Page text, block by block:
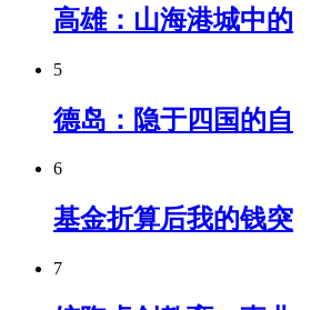
高雄：山海港城中的
5
德岛：隐于四国的自
6
基金折算后我的钱突
7